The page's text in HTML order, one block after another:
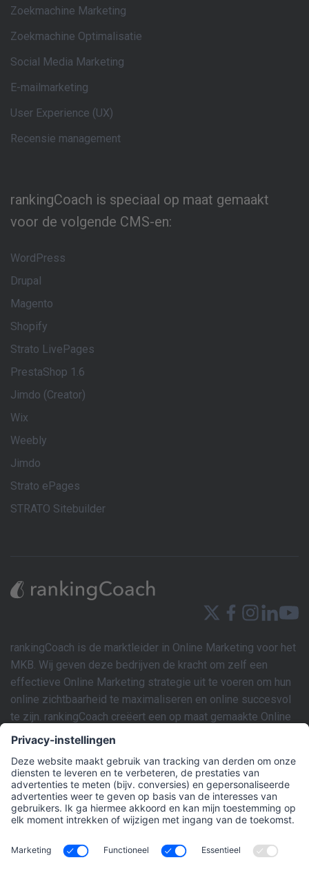
Zoekmachine Marketing
Zoekmachine Optimalisatie
Social Media Marketing
E-mailmarketing
User Experience (UX)
Recensie management
rankingCoach is speciaal op maat gemaakt
voor de volgende CMS-en:
WordPress
Drupal
Magento
Shopify
Strato LivePages
PrestaShop 1.6
Jimdo (Creator)
Wix
Weebly
Jimdo
Strato ePages
STRATO Sitebuilder
rankingCoach is de marktleider in Online Marketing voor het
MKB. Wij geven deze bedrijven de kracht om zelf een
effectieve Online Marketing strategie uit te voeren om hun
online zichtbaarheid te maximaliseren en online succesvol
te zijn. rankingCoach creëert een op maat gemaakte Online
Marketing strategie gebaseerd op de individuele behoeften
van de website van elk bedrijf. Dit marketingplan kan
vervolgens eenvoudig worden geïmplementeerd door de
gebruiker met de intuïtieve SEM- en SEO-tools van de
applicatie en gemakkelijk te volgen stapsgewijze
videotutorials en AI-gestuurde technologie. rankingCoach
heeft om een uitgebreide Online Marketing aanwezigheid te